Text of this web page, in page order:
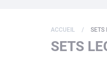
ACCUEIL SETS
SETS